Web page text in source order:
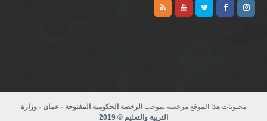
محتويات هذا الموقع مرخصة بموجب الرخصة الحكومية المفتوحة - عمان- وزارة
التربية والتعليم © 2019